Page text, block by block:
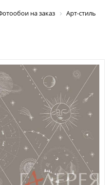
на заказ
Арт-стиль